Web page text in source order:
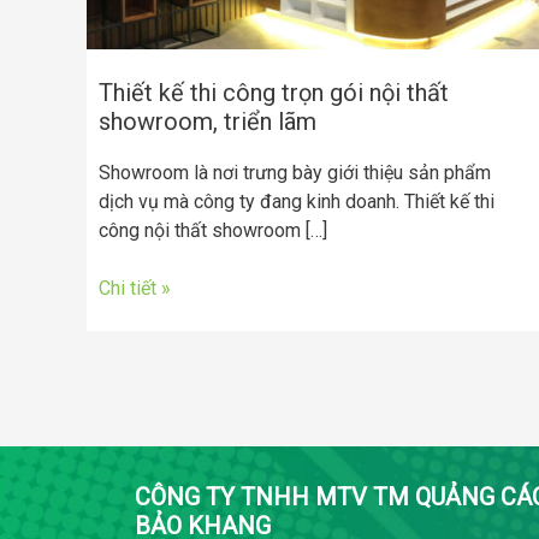
Thiết kế thi công trọn gói nội thất
showroom, triển lãm
Showroom là nơi trưng bày giới thiệu sản phẩm
dịch vụ mà công ty đang kinh doanh. Thiết kế thi
công nội thất showroom […]
triển
Chi tiết »
CÔNG TY TNHH MTV TM QUẢNG
BẢO KHANG